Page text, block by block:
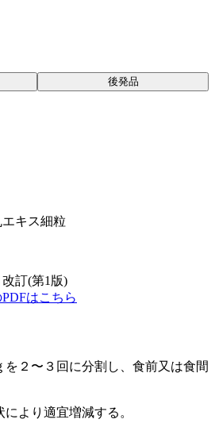
後発品
キス細粒
改訂(第1版)
はこちら
２〜３回に分割し、食前又は食間
より適宜増減する。